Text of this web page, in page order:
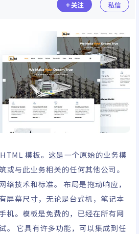
关注 私信
模板。这是一个原始的业务模
或与此业务相关的任何其他公司。
络技术和标准。 布局是拖动响应，
屏幕尺寸，无论是台式机，笔记本
机。模板是免费的，已经在所有网
。 它具有许多功能，可以集成到任